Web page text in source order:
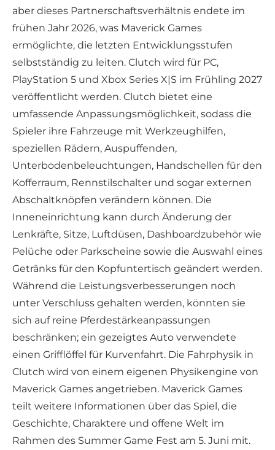
aber dieses Partnerschaftsverhältnis endete im
frühen Jahr 2026, was Maverick Games
ermöglichte, die letzten Entwicklungsstufen
selbstständig zu leiten. Clutch wird für PC,
PlayStation 5 und Xbox Series X|S im Frühling 2027
veröffentlicht werden. Clutch bietet eine
umfassende Anpassungsmöglichkeit, sodass die
Spieler ihre Fahrzeuge mit Werkzeughilfen,
speziellen Rädern, Auspuffenden,
Unterbodenbeleuchtungen, Handschellen für den
Kofferraum, Rennstilschalter und sogar externen
Abschaltknöpfen verändern können. Die
Inneneinrichtung kann durch Änderung der
Lenkräfte, Sitze, Luftdüsen, Dashboardzubehör wie
Pelüche oder Parkscheine sowie die Auswahl eines
Getränks für den Kopfuntertisch geändert werden.
Während die Leistungsverbesserungen noch
unter Verschluss gehalten werden, könnten sie
sich auf reine Pferdestärkeanpassungen
beschränken; ein gezeigtes Auto verwendete
einen Grifflöffel für Kurvenfahrt. Die Fahrphysik in
Clutch wird von einem eigenen Physikengine von
Maverick Games angetrieben. Maverick Games
teilt weitere Informationen über das Spiel, die
Geschichte, Charaktere und offene Welt im
Rahmen des Summer Game Fest am 5. Juni mit.